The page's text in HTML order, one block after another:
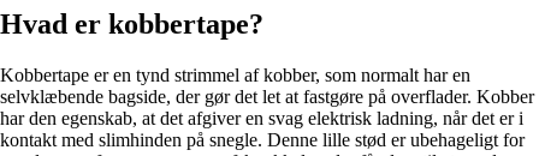
Hvad er kobbertape?
Kobbertape er en tynd strimmel af kobber, som normalt har en
selvklæbende bagside, der gør det let at fastgøre på overflader. Kobber
har den egenskab, at det afgiver en svag elektrisk ladning, når det er i
kontakt med slimhinden på snegle. Denne lille stød er ubehageligt for